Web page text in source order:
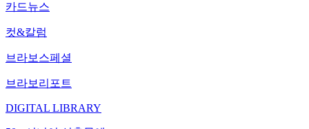
카드뉴스
컷&칼럼
브라보스페셜
브라보리포트
DIGITAL LIBRARY